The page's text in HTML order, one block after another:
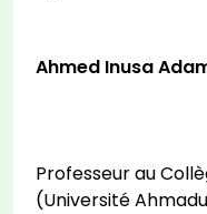
Ahmed Inusa
Professeur au
(Université